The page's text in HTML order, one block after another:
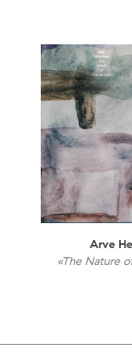
Arve
«The Nature